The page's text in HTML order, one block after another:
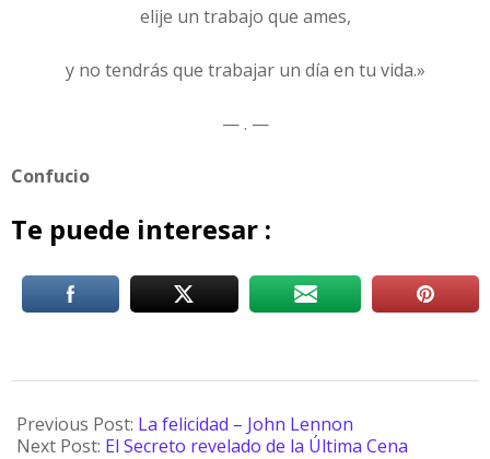
elije un trabajo que ames,
y no tendrás que trabajar un día en tu vida.»
— . —
Confucio
Te puede interesar :
Previous Post: La felicidad – John Lennon
Next Post: El Secreto revelado de la Última Cena